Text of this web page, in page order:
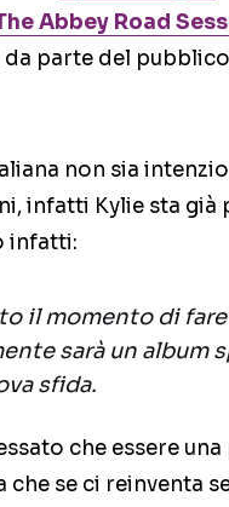
Abbey Road
parte del
non sia
infatti Kylie sta già
infatti:
il momento di
sarà un album
sfida.
che essere
se ci reinventa